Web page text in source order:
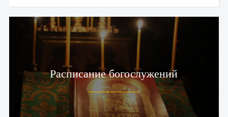
Расписание богослужений